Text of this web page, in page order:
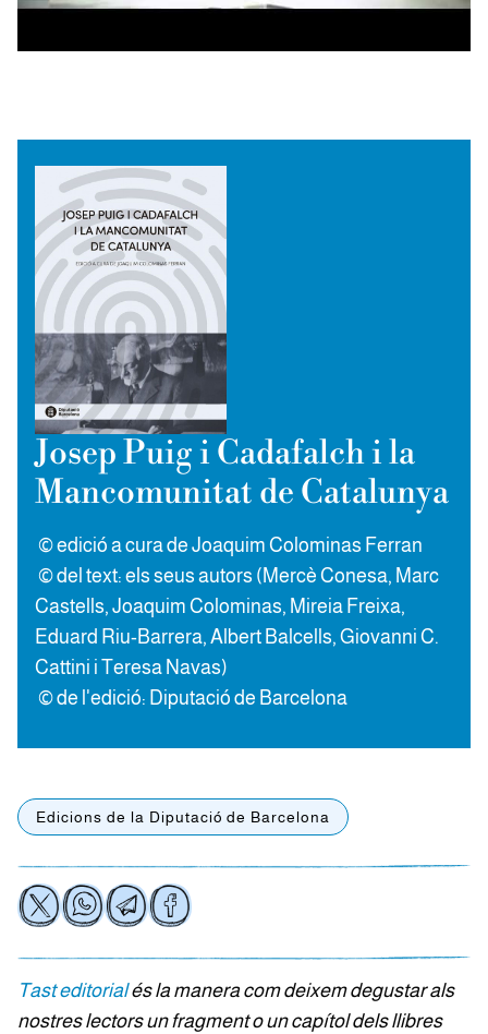
Josep Puig i Cadafalch i la
Mancomunitat de Catalunya
© edició a cura de Joaquim Colominas Ferran
© del text: els seus autors (Mercè Conesa, Marc
Castells, Joaquim Colominas, Mireia Freixa,
Eduard Riu-Barrera, Albert Balcells, Giovanni C.
Cattini i Teresa Navas)
© de l'edició: Diputació de Barcelona
Edicions de la Diputació de Barcelona
Tast editorialés la manera com deixem degustar als
nostres lectors un fragment o un capítol dels llibres